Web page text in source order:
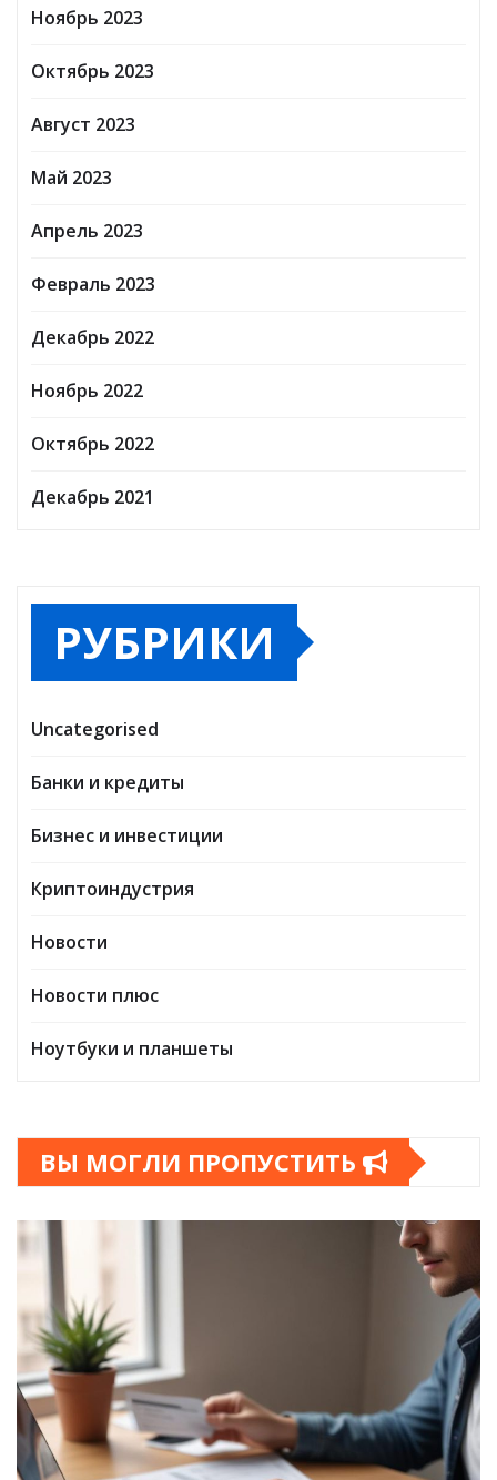
Ноябрь 2023
Октябрь 2023
Август 2023
Май 2023
Апрель 2023
Февраль 2023
Декабрь 2022
Ноябрь 2022
Октябрь 2022
Декабрь 2021
РУБРИКИ
Uncategorised
Банки и кредиты
Бизнес и инвестиции
Криптоиндустрия
Новости
Новости плюс
Ноутбуки и планшеты
ВЫ МОГЛИ ПРОПУСТИТЬ